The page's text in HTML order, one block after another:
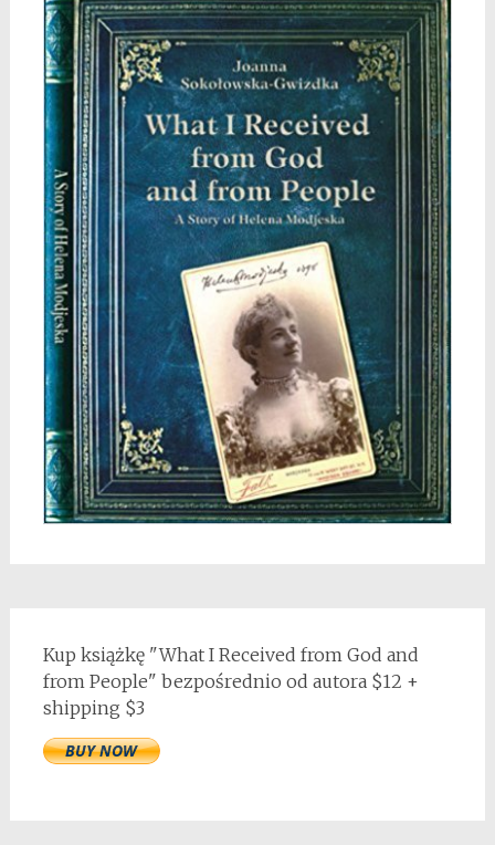
Kup książkę "What I Received from God and
from People" bezpośrednio od autora $12 +
shipping $3